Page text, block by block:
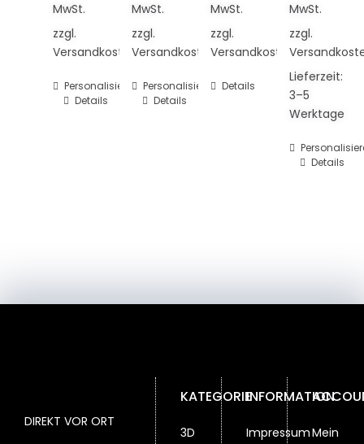
MwSt.
zzgl.
Versandkosten
Personalisieren
Details
MwSt.
zzgl.
Versandkosten
Personalisieren
Details
MwSt.
zzgl.
Versandkosten
Details
MwSt.
zzgl.
Lieferzeit:
3–5
Werktage
Details
DIREKT VOR ORT
KATEGORIE
3D
INFORMATION
ImpressumMein